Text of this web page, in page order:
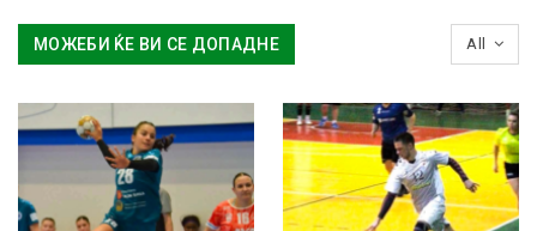
All
МОЖЕБИ ЌЕ ВИ СЕ ДОПАДНЕ